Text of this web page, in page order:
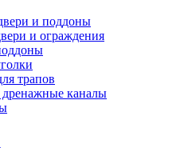
и поддоны
и ограждения
трапов
каналы